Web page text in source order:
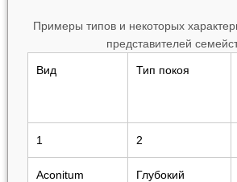
Примеры типов и некоторых
представителей
Вид Тип покоя
1 2
Aconitum
Глубокий